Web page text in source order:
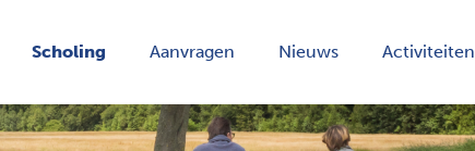
Scholing Aanvragen Nieuws Activiteiten